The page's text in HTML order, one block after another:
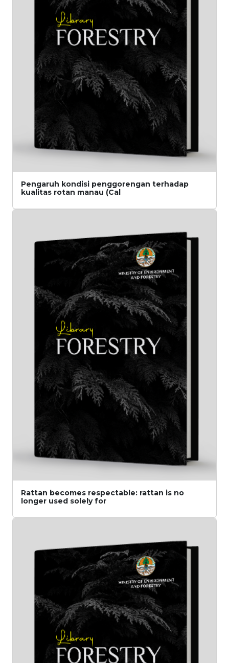
Pengaruh kondisi penggorengan terhadap
kualitas rotan manau (Cal
Rattan becomes respectable: rattan is no
longer used solely for